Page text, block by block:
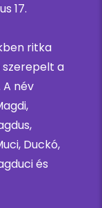
17.
ritka
szerepelt a
név
Duckó,
és